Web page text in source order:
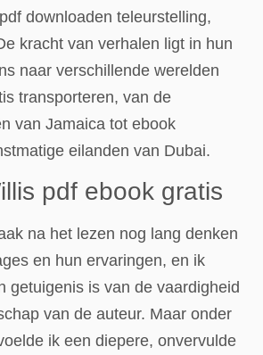
downloaden teleurstelling,
kracht van verhalen ligt in hun
naar verschillende werelden
transporteren, van de
van Jamaica tot ebook
eilanden van Dubai.
pdf ebook gratis
na het lezen nog lang denken
en hun ervaringen, en ik
getuigenis is van de vaardigheid
van de auteur. Maar onder
ik een diepere, onvervulde